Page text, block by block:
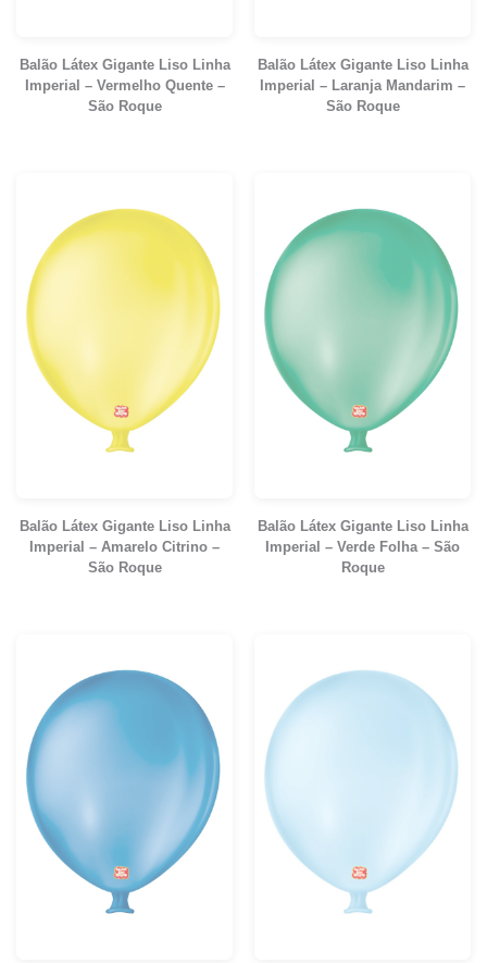
Balão Látex Gigante Liso Linha
Imperial – Vermelho Quente –
São Roque
Balão Látex Gigante Liso Linha
Imperial – Laranja Mandarim –
São Roque
Balão Látex Gigante Liso Linha
Imperial – Amarelo Citrino –
São Roque
Balão Látex Gigante Liso Linha
Imperial – Verde Folha – São
Roque